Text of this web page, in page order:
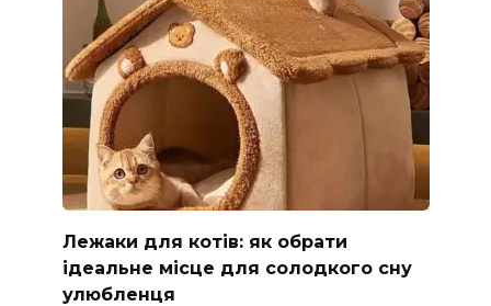
Лежаки для котів: як обрати
ідеальне місце для солодкого сну
улюбленця